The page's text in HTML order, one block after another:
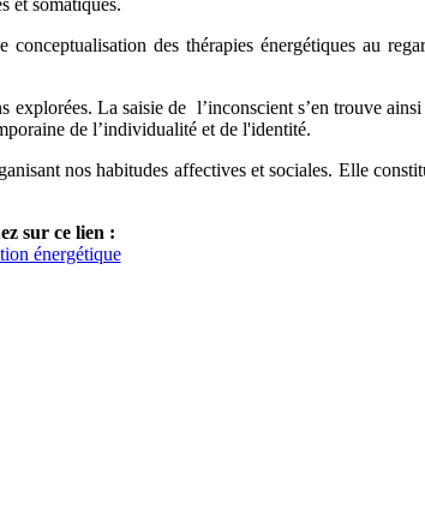
et somatiques.
des thérapies énergétiques au
La saisie de l’inconscient s’en trouve
de l’individualité et de l'identité.
nos habitudes affectives et sociales. Elle
sur ce lien :
énergétique